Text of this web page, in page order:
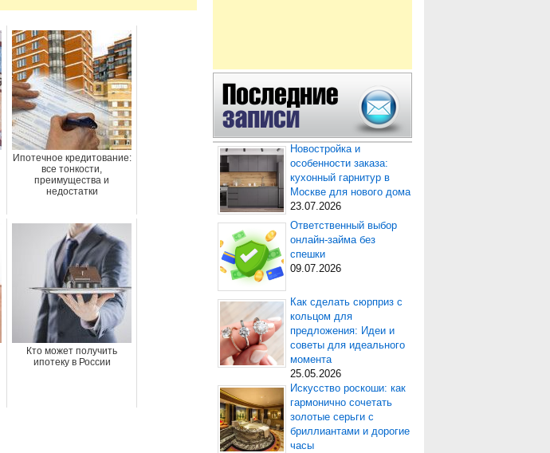
Ипотечное кредитование:
все тонкости,
преимущества и
недостатки
Кто может получить
ипотеку в России
Новостройка и
особенности заказа:
кухонный гарнитур в
Москве для нового дома
23.07.2026
Ответственный выбор
онлайн-займа без
спешки
09.07.2026
Как сделать сюрприз с
кольцом для
предложения: Идеи и
советы для идеального
момента
25.05.2026
Искусство роскоши: как
гармонично сочетать
золотые серьги с
бриллиантами и дорогие
часы